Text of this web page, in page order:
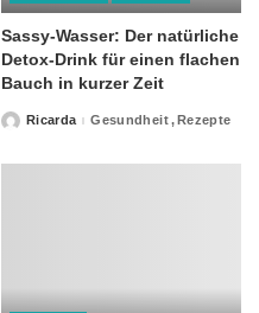
Sassy-Wasser: Der natürliche
Detox-Drink für einen flachen
Bauch in kurzer Zeit
PostedRicarda Gesundheit Rezepte